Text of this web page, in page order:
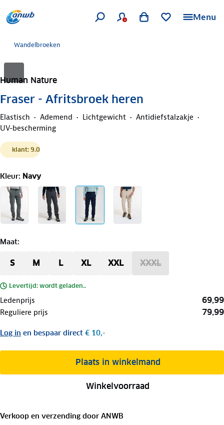
Menu
Wandelbroeken
Human Nature
Fraser - Afritsbroek heren
Elastisch Ademend Lichtgewicht
Antidiefstalzakje
UV-bescherming
klant: 9.0
Kleur: Navy
Maat:
S M L XL XXL XXXL
Levertijd: wordt geladen..
Ledenprijs 69,99
Reguliere prijs 79,99
Log in en bespaar direct € 10,-
Plaats in winkelmand
Winkelvoorraad
Verkoop en verzending door ANWB